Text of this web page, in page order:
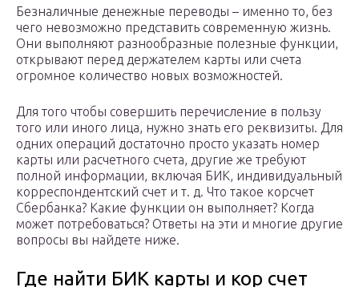
Безналичные денежные переводы – именно то, без
чего невозможно представить современную жизнь.
Они выполняют разнообразные полезные функции,
открывают перед держателем карты или счета
огромное количество новых возможностей.
Для того чтобы совершить перечисление в пользу
того или иного лица, нужно знать его реквизиты. Для
одних операций достаточно просто указать номер
карты или расчетного счета, другие же требуют
полной информации, включая БИК, индивидуальный
корреспондентский счет и т. д. Что такое корсчет
Сбербанка? Какие функции он выполняет? Когда
может потребоваться? Ответы на эти и многие другие
вопросы вы найдете ниже.
Где найти БИК карты и кор счет